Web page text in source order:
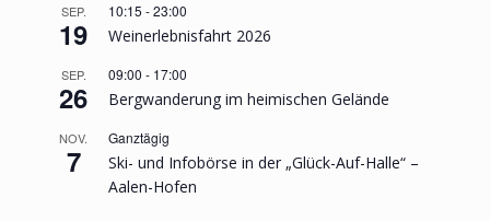
SEP.
19
10:15 -23:00
Weinerlebnisfahrt 2026
SEP.
26
09:00 - 17:00
Bergwanderung im heimischen Gelände
NOV.
7
Ganztägig
Ski- und Infobörse in der „Glück-Auf-Halle“ –
Aalen-Hofen